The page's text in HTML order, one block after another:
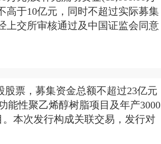
高于10亿元，同时不超过实际募集
上交所审核通过及中国证监会同意
票，募集资金总额不超过23亿元
能性聚乙烯醇树脂项目及年产3000
本次发行构成关联交易，发行对